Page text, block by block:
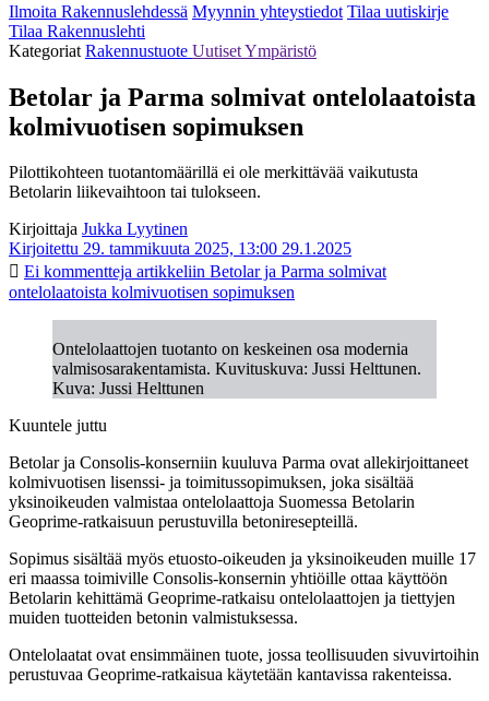
Ilmoita Rakennuslehdessä Myynnin yhteystiedot Tilaa uutiskirje
Tilaa Rakennuslehti
Kategoriat Rakennustuote UutisetYmpäristö
Betolar ja Parma solmivat ontelolaatoista
kolmivuotisen sopimuksen
Pilottikohteen tuotantomäärillä ei ole merkittävää vaikutusta
Betolarin liikevaihtoon tai tulokseen.
Kirjoittaja Jukka Lyytinen
Kirjoitettu 29. tammikuuta 2025, 13:00 29.1.2025
Ei kommentteja artikkeliin Betolar ja Parma solmivat
ontelolaatoista kolmivuotisen sopimuksen
Ontelolaattojen tuotanto on keskeinen osa modernia
valmisosarakentamista. Kuvituskuva: Jussi Helttunen.
Kuva: Jussi Helttunen
Kuuntele juttu
Betolar ja Consolis-konserniin kuuluva Parma ovat allekirjoittaneet
kolmivuotisen lisenssi- ja toimitussopimuksen, joka sisältää
yksinoikeuden valmistaa ontelolaattoja Suomessa Betolarin
Geoprime-ratkaisuun perustuvilla betoniresepteillä.
Sopimus sisältää myös etuosto-oikeuden ja yksinoikeuden muille 17
eri maassa toimiville Consolis-konsernin yhtiöille ottaa käyttöön
Betolarin kehittämä Geoprime-ratkaisu ontelolaattojen ja tiettyjen
muiden tuotteiden betonin valmistuksessa.
Ontelolaatat ovat ensimmäinen tuote, jossa teollisuuden sivuvirtoihin
perustuvaa Geoprime-ratkaisua käytetään kantavissa rakenteissa.